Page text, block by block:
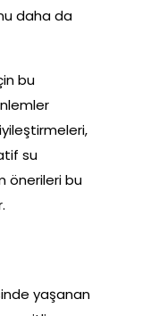
daha da
bu
su
önerileri bu
yaşanan